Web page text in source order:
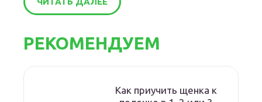
РЕКОМЕНДУЕМ
Как приучить щенка к